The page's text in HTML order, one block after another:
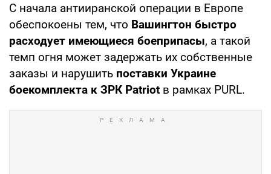
С начала антииранской операции в Европе
обеспокоены тем, что Вашингтон быстро
расходует имеющиеся боеприпасы, а такой
темп огня может задержать их собственные
заказы и нарушить поставки Украине
боекомплекта к ЗРК Patriot в рамках PURL.